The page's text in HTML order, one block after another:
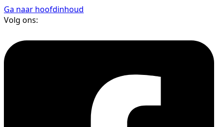
Ga naar hoofdinhoud
Volg ons: